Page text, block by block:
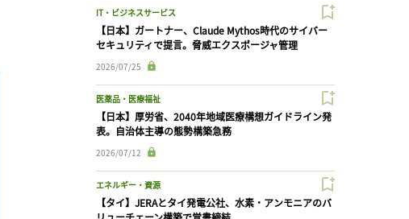
IT・ビジネスサービス
【日本】ガートナー、Claude Mythos時代のサイバー
セキュリティで提言。脅威エクスポージャ管理
2026/07/25
医薬品・医療福祉
【日本】厚労省、2040年地域医療構想ガイドライン発
表。自治体主導の態勢構築急務
2026/07/12
エネルギー・資源
【タイ】JERAとタイ発電公社、水素・アンモニアのバ